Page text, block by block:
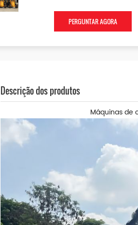
PERGUNTAR AGORA
Descrição dos produtos
Máquinas de